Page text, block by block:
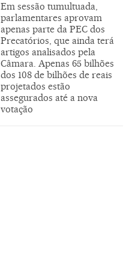
Em sessão tumultuada,
parlamentares aprovam
apenas parte da PEC dos
Precatórios, que ainda terá
artigos analisados pela
Câmara. Apenas 65 bilhões
dos 108 de bilhões de reais
projetados estão
assegurados até a nova
votação